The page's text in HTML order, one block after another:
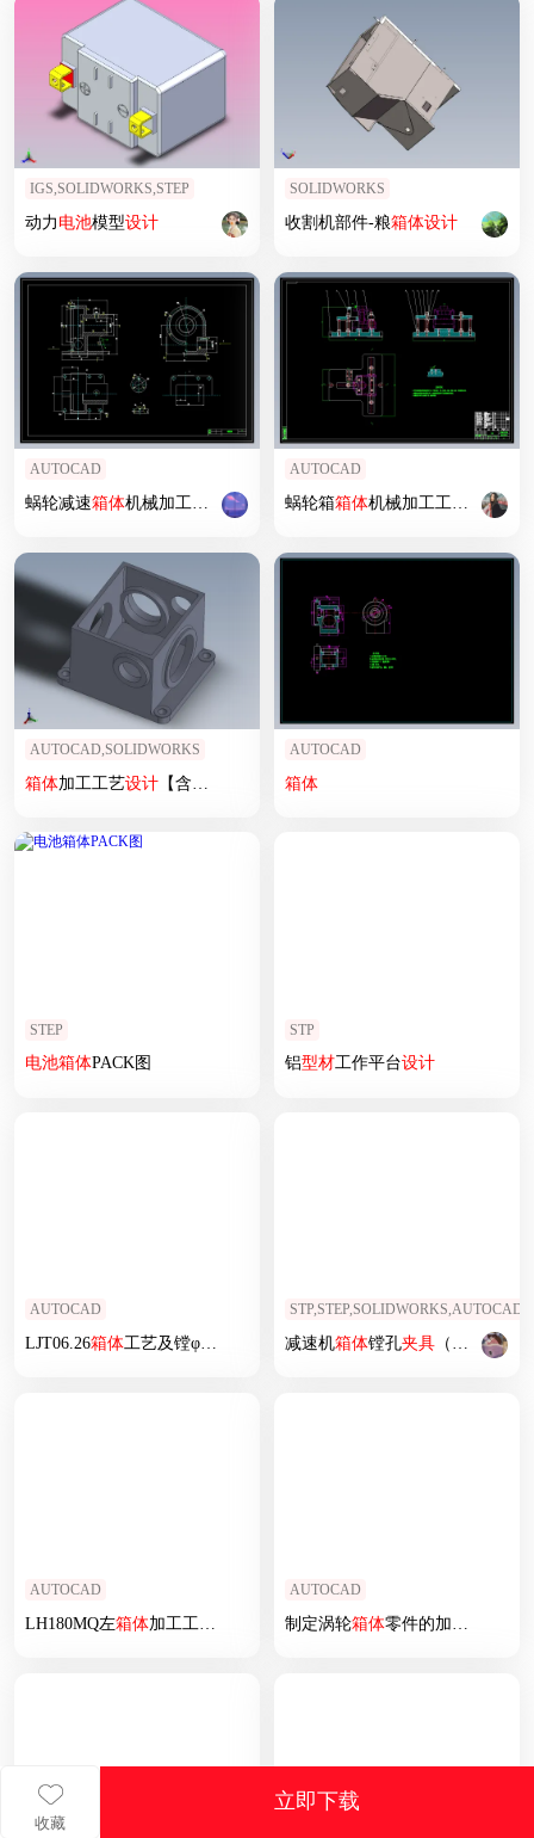
收藏
立即下载
IGS,SOLIDWORKS,STEP
动力电池模型设计
SOLIDWORKS
收割机部件-粮箱体设计
AUTOCAD
蜗轮减速箱体机械加工工艺规程及工艺装备 夹具设计【含CAD图和全
AUTOCAD
蜗轮箱箱体机械加工工艺规程及工艺装备
AUTOCAD,SOLIDWORKS
箱体加工工艺设计【含图和文档】
AUTOCAD
箱体
STEP
电池箱体PACK图
STP
铝型材工作平台设计
AUTOCAD
LJT06.26箱体工艺及镗φ55孔
STP,STEP,SOLIDWORKS,AUTOCAD
减速机箱体镗孔夹具（CAD图+SW三维）
AUTOCAD
LH180MQ左箱体加工工艺及第一道机加工 夹具设计
AUTOCAD
制定涡轮箱体零件的加工工艺，